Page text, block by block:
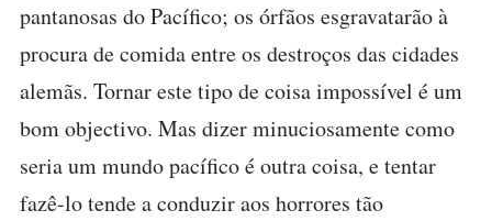
pantanosas do Pacífico; os órfãos esgravatarão à
procura de comida entre os destroços das cidades
alemãs. Tornar este tipo de coisa impossível é um
bom objectivo. Mas dizer minuciosamente como
seria um mundo pacífico é outra coisa, e tentar
fazê-lo tende a conduzir aos horrores tão